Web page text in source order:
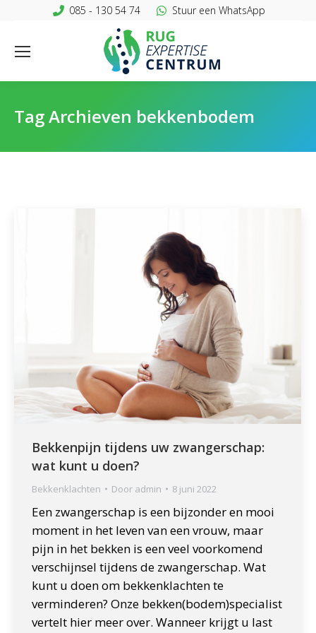
085 - 130 54 74 Stuur een WhatsApp
Tag Archieven bekkenbodem
Bekkenpijn tijdens uw zwangerschap:
wat kunt u doen?
Bekkenklachten Door admin 8 juni 2022
Een zwangerschap is een bijzonder en mooi
moment in het leven van een vrouw, maar
pijn in het bekken is een veel voorkomend
verschijnsel tijdens de zwangerschap. Wat
kunt u doen om bekkenklachten te
verminderen? Onze bekken(bodem)specialist
vertelt hier meer over. Wanneer krijgt u last